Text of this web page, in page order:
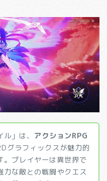
」は、 アクションRPG
グラフィックスが魅力的
。プレイヤーは異世界で
力な敵との戦闘やクエス